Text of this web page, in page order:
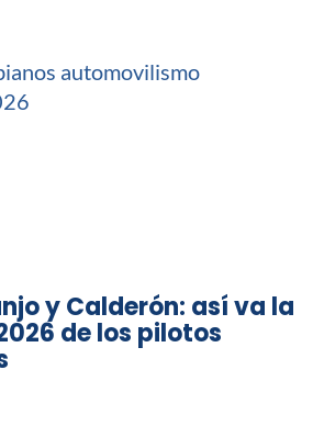
y Calderón: así va la
de los pilotos